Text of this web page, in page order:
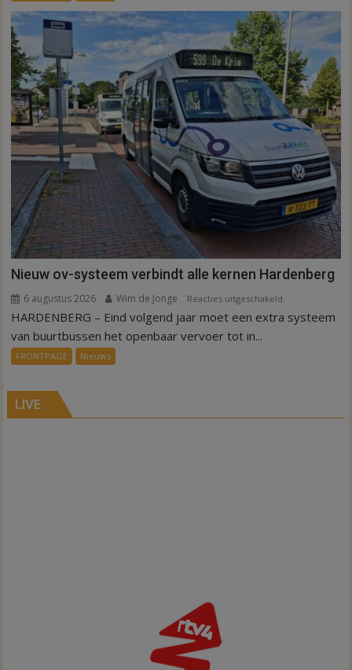
werknemers
Nieuw ov-systeem verbindt alle kernen Hardenberg
6 augustus 2026 Wim de Jonge Reacties uitgeschakeld
Nieuw
Hardenberg
HARDENBERG – Eind volgend jaar moet een extra systeem
van buurtbussen het openbaar vervoer tot in...
FRONTPAGE Nieuws
LIVE